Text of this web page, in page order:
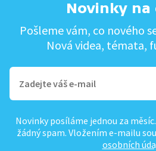
Novinky na
Pošleme vám, co nového
Nová videa, témata,
Novinky posíláme jednou za
žádný spam. Vložením e-mailu
osobních